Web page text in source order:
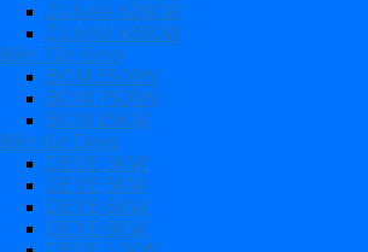
ZUMAX 6200W
ZUMAX 6600W
Biến Tần Bơm
BƠM 5500W
BƠM 7500W
BƠM 15KW
Biến tần Deye
DEYE 3KW
DEYE 5KW
DEYE 6KW
DEYE 8KW